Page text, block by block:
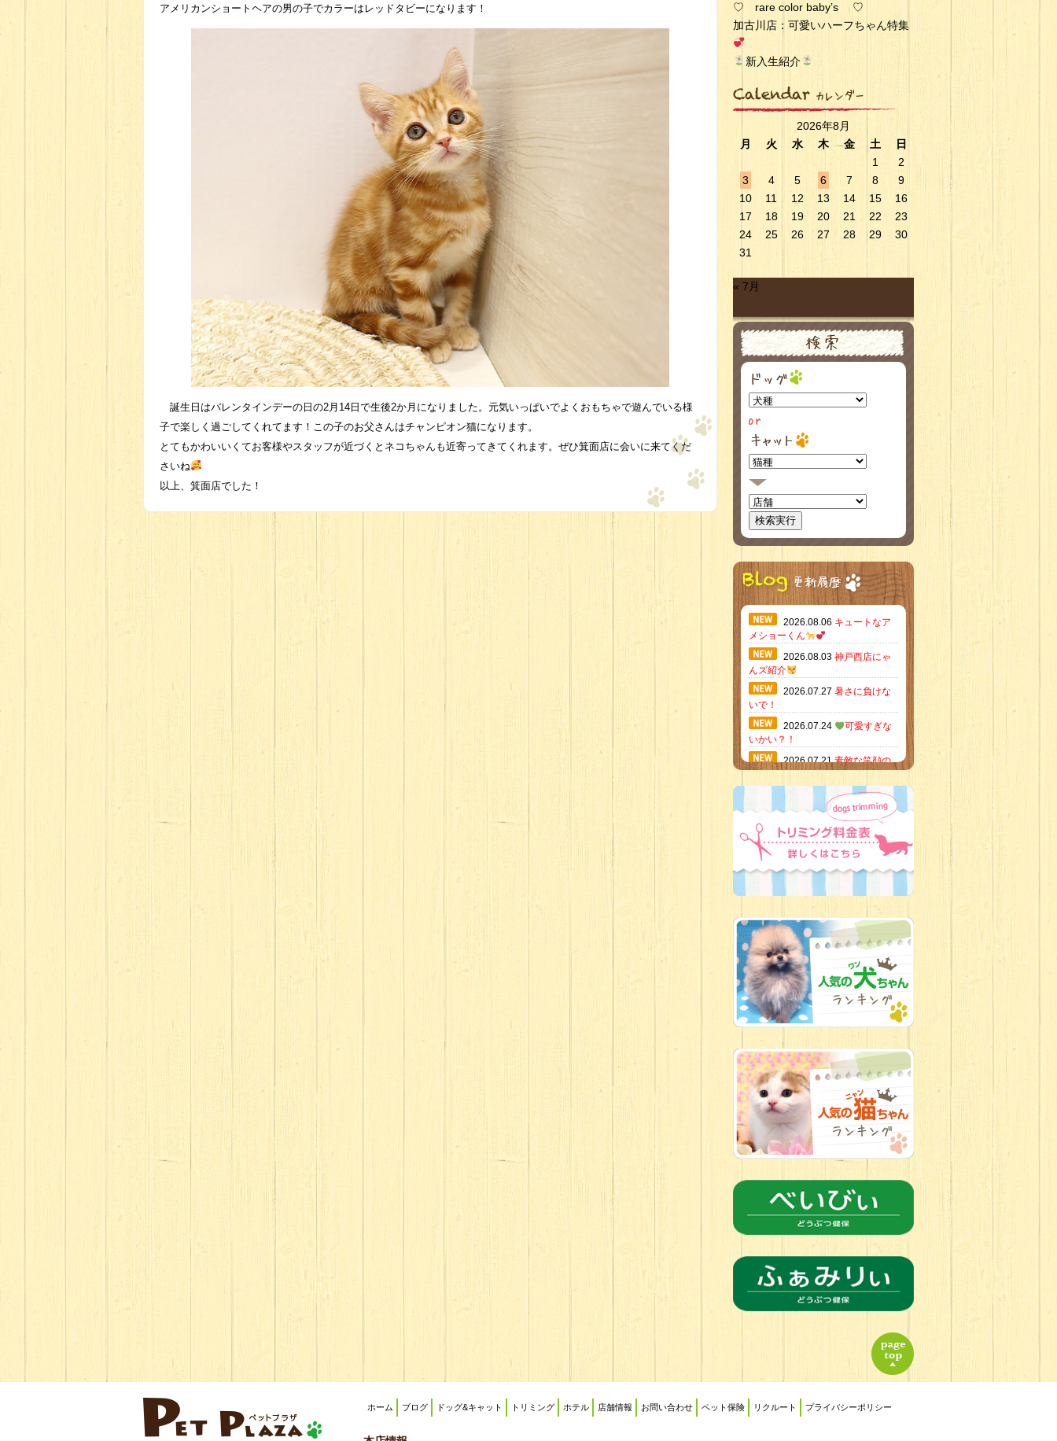
アメリカンショートヘアの男の子でカラーはレッドタビーになります！
誕生日はバレンタインデーの日の2月14日で生後2か月になりました。元気いっぱいでよくおもちゃで遊んでいる様
子で楽しく過ごしてくれてます！この子のお父さんはチャンピオン猫になります。
とてもかわいいくてお客様やスタッフが近づくとネコちゃんも近寄ってきてくれます。ぜひ箕面店に会いに来てくだ
さいね
以上、箕面店でした！
♡ rare color baby’s ♡
加古川店：可愛いハーフちゃん特集
新入生紹介
2026年8月
月
火 水 木 金 土
日
1
2
3
4 5 6 7 8
9
10
11 12 13 14 15
16
17
18 19 20 21 22
23
24
25 26 27 28 29
30
31
« 7月
2026.08.06 キュートなア
メショーくん
2026.08.03 神戸西店にゃ
んズ紹介
2026.07.27 暑さに負けな
いで！
2026.07.24
可愛すぎな
いかい？！
2026.07.21素敵な笑顔の
当店のイチオ
シにゃんこ
2026.07.15
ミニチュア
ピンシャーのご紹介
2026.07.09加古川店：可
2026.07.06 新入生紹介
2026.07.03
ちびっこワン
コ
2026.07.01ダラダラな猫
スタッフ
新入生
2026.06.24
人懐っこすぎ
なわんちゃんず
2026.06.21
転入生のご紹
介(*ﾉωﾉ)
ホーム ブログ ドッグ&キャット トリミング ホテル 店舗情報 お問い合わせ ペット保険 リクルート プライバシーポリシー